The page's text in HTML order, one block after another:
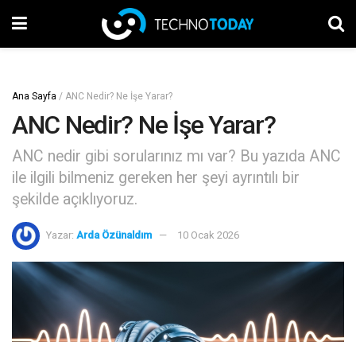
Ana Sayfa / ANC Nedir? Ne İşe Yarar?
ANC Nedir? Ne İşe Yarar?
ANC nedir gibi sorularınız mı var? Bu yazıda ANC
ile ilgili bilmeniz gereken her şeyi ayrıntılı bir
şekilde açıklıyoruz.
Yazar: Arda Özünaldım 10 Ocak 2026